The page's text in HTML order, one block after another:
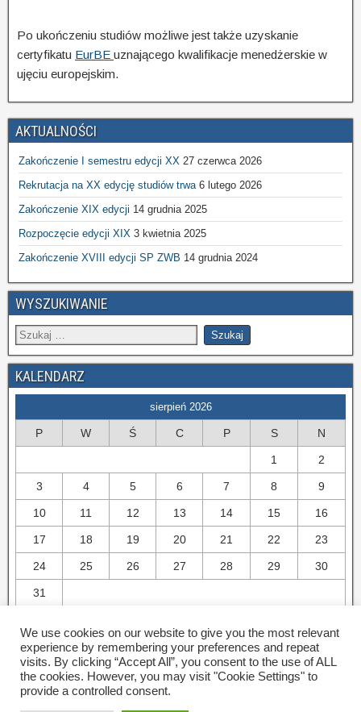
Po ukończeniu studiów możliwe jest także uzyskanie
certyfikatu EurBE uznającego kwalifikacje menedżerskie w
ujęciu europejskim.
AKTUALNOŚCI
Zakończenie I semestru edycji XX 27 czerwca 2026
Rekrutacja na XX edycję studiów trwa 6 lutego 2026
Zakończenie XIX edycji 14 grudnia 2025
Rozpoczęcie edycji XIX 3 kwietnia 2025
Zakończenie XVIII edycji SP ZWB 14 grudnia 2024
WYSZUKIWANIE
KALENDARZ
sierpień 2026
P W Ś C P S N
1 2
3 4 5 6 7 8 9
10 11 12 13 14 15 16
17 18 19 20 21 22 23
24 25 26 27 28 29 30
31
Copyright © 2016 - Wydział Inżynierii Lądowej, Politechnika Warszawska.
Wszelkie prawa zastrzeżone.
Ta strona używa cookie. Korzystając ze strony wyrażasz zgodę na
We use cookies on our website to give you the most relevant
experience by remembering your preferences and repeat
visits. By clicking “Accept All”, you consent to the use of ALL
the cookies. However, you may visit "Cookie Settings" to
provide a controlled consent.